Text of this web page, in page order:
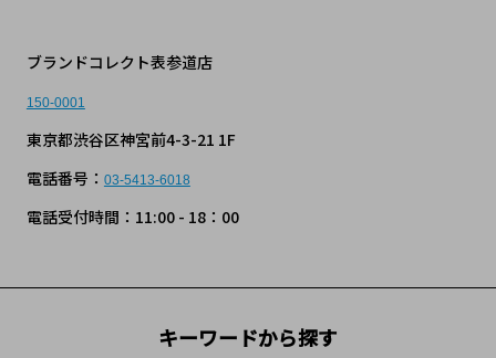
ブランドコレクト表参道店
150-0001
東京都渋谷区神宮前4-3-21 1F
電話番号： 03-5413-6018
電話受付時間：11:00 - 18：00
キーワードから探す